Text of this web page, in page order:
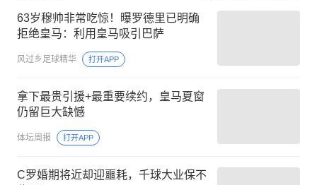
63岁穆帅非常吃惊！曝罗德里已明确
拒绝皇马：利用皇马吸引巴萨
风过乡足球精华 打开APP
拿下最贵引援+最重要续约，皇马夏窗
仍留巨大缺憾
体坛周报 打开APP
C罗婚期将近却迎噩耗，千球大业保不